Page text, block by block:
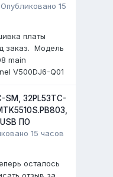
Опубликовано15
платы
заказ. Модель
main
V500DJ6-Q01
SM, 32PL53TC-
ПО
15 часов
осталось
отзыв за